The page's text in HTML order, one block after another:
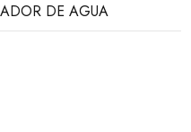
DE AGUA